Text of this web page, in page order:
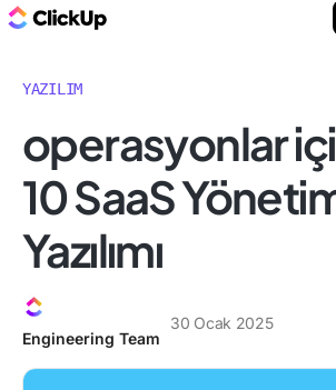
YAZILIM
operasyonlar
10 SaaS
Yazılımı
Engineering Team
30 Ocak 2025